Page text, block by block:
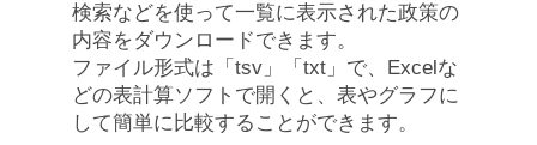
検索などを使って一覧に表示された政策の
内容をダウンロードできます。
ファイル形式は「tsv」「txt」で、Excelな
どの表計算ソフトで開くと、表やグラフに
して簡単に比較することができます。